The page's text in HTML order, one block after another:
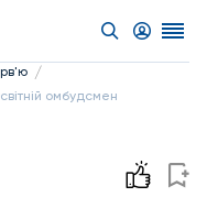
/
омбудсмен